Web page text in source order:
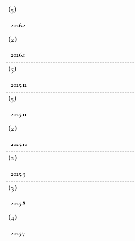
(5)
2026.2
(2)
2026.1
(5)
2025.12
(5)
2025.11
(2)
2025.10
(2)
2025.9
(3)
2025.8
(4)
2025.7